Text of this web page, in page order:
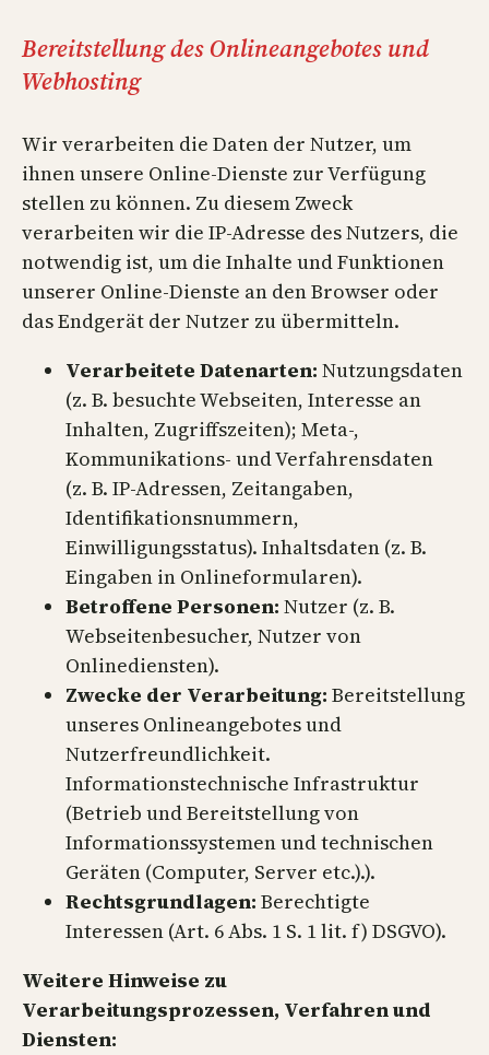
Bereitstellung des Onlineangebotes und
Webhosting
Wir verarbeiten die Daten der Nutzer, um
ihnen unsere Online-Dienste zur Verfügung
stellen zu können. Zu diesem Zweck
verarbeiten wir die IP-Adresse des Nutzers, die
notwendig ist, um die Inhalte und Funktionen
unserer Online-Dienste an den Browser oder
das Endgerät der Nutzer zu übermitteln.
Verarbeitete Datenarten: Nutzungsdaten
(z. B. besuchte Webseiten, Interesse an
Inhalten, Zugriffszeiten); Meta-,
Kommunikations- und Verfahrensdaten
(z. B. IP-Adressen, Zeitangaben,
Identifikationsnummern,
Einwilligungsstatus). Inhaltsdaten (z. B.
Eingaben in Onlineformularen).
Betroffene Personen: Nutzer (z. B.
Webseitenbesucher, Nutzer von
Onlinediensten).
Zwecke der Verarbeitung: Bereitstellung
unseres Onlineangebotes und
Nutzerfreundlichkeit.
Informationstechnische Infrastruktur
(Betrieb und Bereitstellung von
Informationssystemen und technischen
Geräten (Computer, Server etc.).).
Rechtsgrundlagen: Berechtigte
Interessen (Art. 6 Abs. 1 S. 1 lit. f) DSGVO).
Weitere Hinweise zu
Verarbeitungsprozessen, Verfahren und
Diensten: